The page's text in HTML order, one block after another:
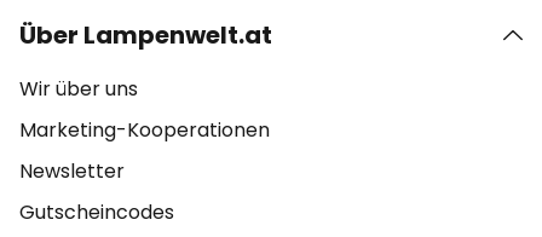
Über Lampenwelt.at
Wir über uns
Marketing-Kooperationen
Newsletter
Gutscheincodes